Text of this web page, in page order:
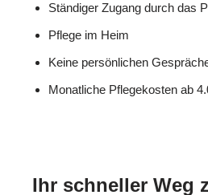
Ständiger Zugang durch das
Pflege im Heim
Keine persönlichen
Monatliche Pflegekosten ab
Ihr schneller Weg